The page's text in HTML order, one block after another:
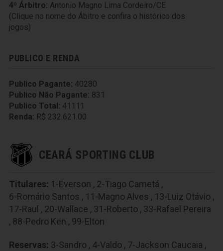
4º Árbitro: Antonio Magno Lima Cordeiro/CE
(Clique no nome do Ábitro e confira o histórico dos
jogos)
PUBLICO E RENDA
Publico Pagante: 40280
Publico Não Pagante: 831
Publico Total: 41111
Renda: R$ 232.621.00
CEARÁ SPORTING CLUB
Titulares: 1-Everson , 2-Tiago Cametá ,
6-Romário Santos , 11-Magno Alves , 13-Luiz Otávio ,
17-Raul , 20-Wallace , 31-Roberto , 33-Rafael Pereira
, 88-Pedro Ken , 99-Elton
Reservas: 3-Sandro , 4-Valdo , 7-Jackson Caucaia ,